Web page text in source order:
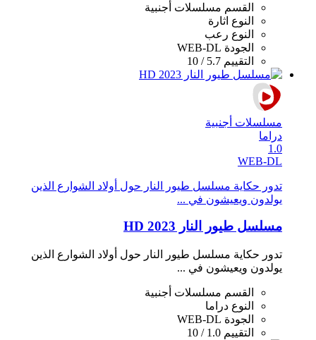
القسم مسلسلات أجنبية
النوع اثارة
النوع رعب
الجودة WEB-DL
التقييم 5.7 / 10
مسلسلات أجنبية
دراما
1.0
WEB-DL
تدور حكاية مسلسل طيور النار حول أولاد الشوارع الذين
يولدون ويعيشون في ...
مسلسل طيور النار 2023 HD
تدور حكاية مسلسل طيور النار حول أولاد الشوارع الذين
يولدون ويعيشون في ...
القسم مسلسلات أجنبية
النوع دراما
الجودة WEB-DL
التقييم 1.0 / 10